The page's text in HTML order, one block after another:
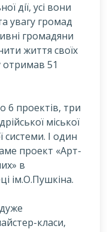
дії, усі вони
увагу громад
громадяни
життя своїх
51
6 проектів, три
міської
системи. І один
проект «Арт-
в
ім.О.Пушкіна.
класи,